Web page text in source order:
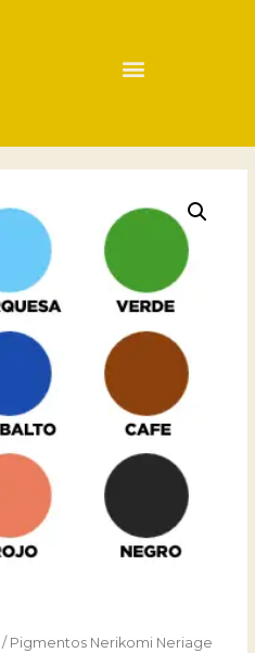
/ Pigmentos Nerikomi Neriage